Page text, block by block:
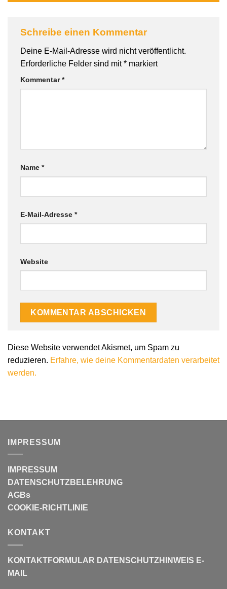
Schreibe einen Kommentar
Deine E-Mail-Adresse wird nicht veröffentlicht.
Erforderliche Felder sind mit* markiert
Kommentar*
Name *
E-Mail-Adresse *
Website
Diese Website verwendet Akismet, um Spam zu
reduzieren. Erfahre, wie deine Kommentardaten verarbeitet
werden.
IMPRESSUM
IMPRESSUM
DATENSCHUTZBELEHRUNG
AGBs
COOKIE-RICHTLINIE
KONTAKT
KONTAKTFORMULAR DATENSCHUTZHINWEIS E-
MAIL